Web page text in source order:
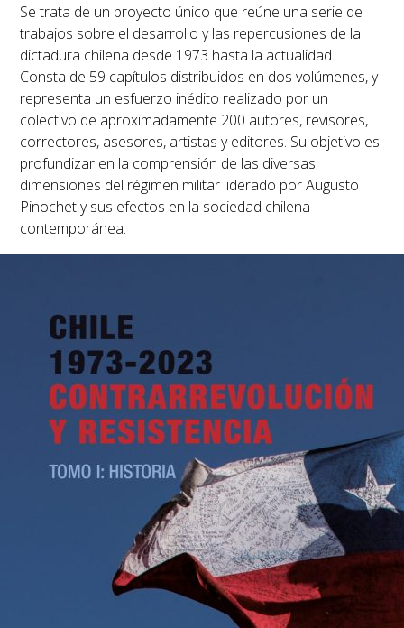
Se trata de un proyecto único que reúne una serie de
trabajos sobre el desarrollo y las repercusiones de la
dictadura chilena desde 1973 hasta la actualidad.
Consta de 59 capítulos distribuidos en dos volúmenes, y
representa un esfuerzo inédito realizado por un
colectivo de aproximadamente 200 autores, revisores,
correctores, asesores, artistas y editores. Su objetivo es
profundizar en la comprensión de las diversas
dimensiones del régimen militar liderado por Augusto
Pinochet y sus efectos en la sociedad chilena
contemporánea.